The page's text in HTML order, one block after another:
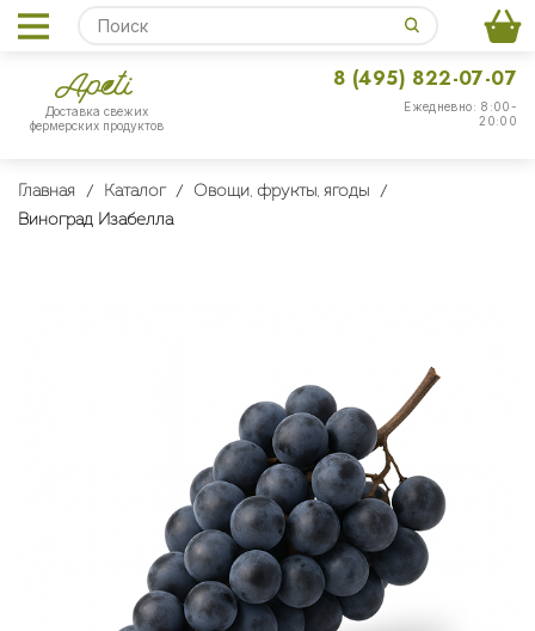
Доставка свежих
фермерских продуктов
Ежедневно: 8:00-
20:00
8 (495) 822-07-07
Главная Каталог
Овощи, фрукты, ягоды
Виноград Изабелла